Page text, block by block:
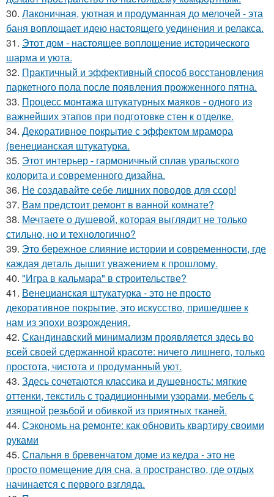
30. Лаконичная, уютная и продуманная до мелочей - эта
баня воплощает идею настоящего уединения и релакса.
31. Этот дом - настоящее воплощение исторического
шарма и уюта.
32. Практичный и эффективный способ восстановления
паркетного пола после появления прожженного пятна.
33. Процесс монтажа штукатурных маяков - одного из
важнейших этапов при подготовке стен к отделке.
34. Декоративное покрытие с эффектом мрамора
(венецианская штукатурка.
35. Этот интерьер - гармоничный сплав уральского
колорита и современного дизайна.
36. Не создавайте себе лишних поводов для ссор!
37. Вам предстоит ремонт в ванной комнате?
38. Мечтаете о душевой, которая выглядит не только
стильно, но и технологично?
39. Это бережное слияние истории и современности, где
каждая деталь дышит уважением к прошлому.
40. "Игра в кальмара" в строительстве?
41. Венецианская штукатурка - это не просто
декоративное покрытие, это искусство, пришедшее к
нам из эпохи возрождения.
42. Скандинавский минимализм проявляется здесь во
всей своей сдержанной красоте: ничего лишнего, только
простота, чистота и продуманный уют.
43. Здесь сочетаются классика и душевность: мягкие
оттенки, текстиль с традиционными узорами, мебель с
изящной резьбой и обивкой из приятных тканей.
44. Сэкономь на ремонте: как обновить квартиру своими
руками
45. Спальня в бревенчатом доме из кедра - это не
просто помещение для сна, а пространство, где отдых
начинается с первого взгляда.